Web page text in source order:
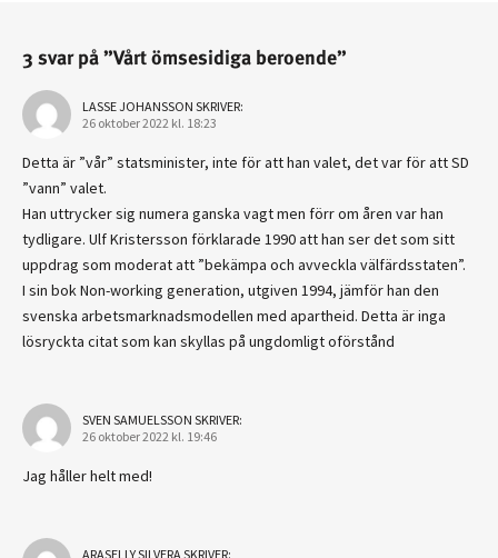
3 svar på ”Vårt ömsesidiga beroende”
LASSE JOHANSSON SKRIVER:
26 oktober 2022 kl. 18:23
Detta är ”vår” statsminister, inte för att han valet, det var för att SD
”vann” valet.
Han uttrycker sig numera ganska vagt men förr om åren var han
tydligare. Ulf Kristersson förklarade 1990 att han ser det som sitt
uppdrag som moderat att ”bekämpa och avveckla välfärdsstaten”.
I sin bok Non-working generation, utgiven 1994, jämför han den
svenska arbetsmarknadsmodellen med apartheid. Detta är inga
lösryckta citat som kan skyllas på ungdomligt oförstånd
SVEN SAMUELSSON SKRIVER:
26 oktober 2022 kl. 19:46
Jag håller helt med!
ARASELLY SILVERA SKRIVER: